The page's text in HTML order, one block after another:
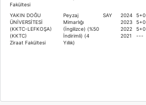
Fakültesi
YAKIN DOĞU
ÜNİVERSİTESİ
(KKTC-LEFKOŞA)
(KKTC)
Ziraat Fakültesi
Peyzaj
Mimarlığı
(İngilizce) (%50
İndirimli) (4
Yıllık)
SAY
2024
2023
2022
2021
5+0
5+0
5+0
---